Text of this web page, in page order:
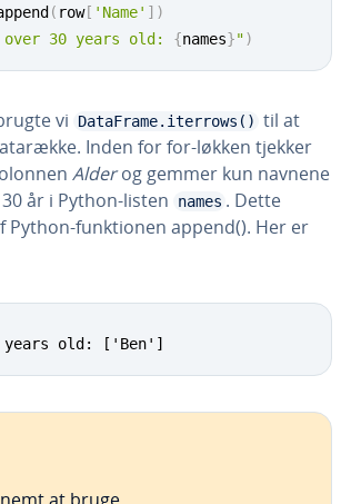
( row[ 'Name' ] )
over 30 years old: {names}")
vi DataFrame.iterrows() til at
Inden for for-løkken tjekker
Alderog gemmer kun navnene
år i Python-listen
names . Dette
Python-funk­tio­nen append(). Her er
years old: ['Ben']